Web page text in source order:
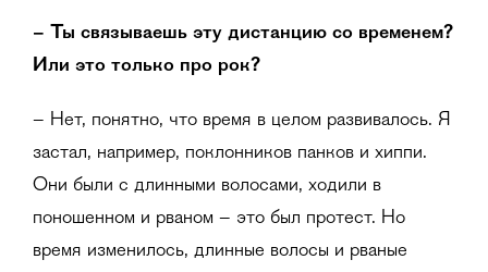
– Ты связываешь эту дистанцию со временем?
Или это только про рок?
– Нет, понятно, что время в целом развивалось. Я
застал, например, поклонников панков и хиппи.
Они были с длинными волосами, ходили в
поношенном и рваном – это был протест. Но
время изменилось, длинные волосы и рваные